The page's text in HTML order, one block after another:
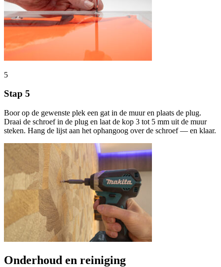
5
Stap 5
Boor op de gewenste plek een gat in de muur en plaats de plug.
Draai de schroef in de plug en laat de kop 3 tot 5 mm uit de muur
steken. Hang de lijst aan het ophangoog over de schroef — en klaar.
Onderhoud en reiniging